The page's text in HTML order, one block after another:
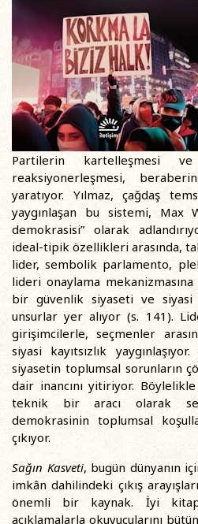
Partilerin kartelleşmesi ve
reaksiyonerleşmesi,
yaratıyor. Yılmaz, çağdaş
yaygınlaşan bu sistemi, Max
demokrasisi” olarak
ideal-tipik özellikleri arasında,
lider, sembolik parlamento,
lideri onaylama
bir güvenlik siyaseti ve siyasi
unsurlar yer alıyor (s. 141).
girişimcilerle, seçmenler
siyasi kayıtsızlık
siyasetin toplumsal sorunların
dair inancını yitiriyor.
teknik bir aracı olarak
demokrasinin toplumsal
çıkıyor.
Sağın Kasveti, bugün dünyanın
imkân dahilindeki çıkış
önemli bir kaynak. İyi
açıklamalarla okuyucularını